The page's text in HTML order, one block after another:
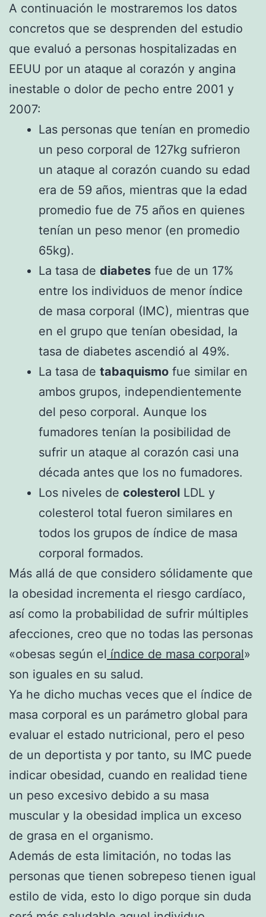
A continuación le mostraremos los datos
concretos que se desprenden del estudio
que evaluó a personas hospitalizadas en
EEUU por un ataque al corazón y angina
inestable o dolor de pecho entre 2001 y
2007:
Las personas que tenían en promedio
un peso corporal de 127kg sufrieron
un ataque al corazón cuando su edad
era de 59 años, mientras que la edad
promedio fue de 75 años en quienes
tenían un peso menor (en promedio
65kg).
La tasa de diabetes fue de un 17%
entre los individuos de menor índice
de masa corporal (IMC), mientras que
en el grupo que tenían obesidad, la
tasa de diabetes ascendió al 49%.
La tasa de tabaquismo fue similar en
ambos grupos, independientemente
del peso corporal. Aunque los
fumadores tenían la posibilidad de
sufrir un ataque al corazón casi una
década antes que los no fumadores.
Los niveles de colesterol LDL y
colesterol total fueron similares en
todos los grupos de índice de masa
corporal formados.
Más allá de que considero sólidamente que
la obesidad incrementa el riesgo cardíaco,
así como la probabilidad de sufrir múltiples
afecciones, creo que no todas las personas
«obesas según el índice de masa corporal»
son iguales en su salud.
Ya he dicho muchas veces que el índice de
masa corporal es un parámetro global para
evaluar el estado nutricional, pero el peso
de un deportista y por tanto, su IMC puede
indicar obesidad, cuando en realidad tiene
un peso excesivo debido a su masa
muscular y la obesidad implica un exceso
de grasa en el organismo.
Además de esta limitación, no todas las
personas que tienen sobrepeso tienen igual
estilo de vida, esto lo digo porque sin duda